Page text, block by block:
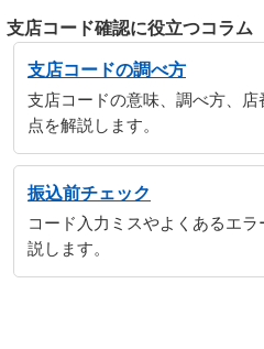
支店コード確認に役立つコラム
支店コードの調べ方
支店コードの意味、調べ方、
点を解説します。
振込前チェック
コード入力ミスやよくあるエ
説します。